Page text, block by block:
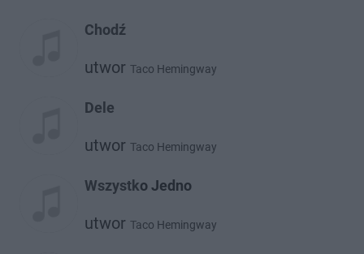
Chodź
utwor Taco Hemingway
Dele
utwor Taco Hemingway
Wszystko Jedno
utwor Taco Hemingway